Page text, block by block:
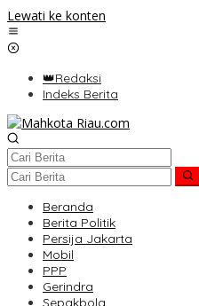
Lewati ke konten
👑Redaksi
Indeks Berita
Beranda
Berita Politik
Persija Jakarta
Mobil
PPP
Gerindra
Sepakbola